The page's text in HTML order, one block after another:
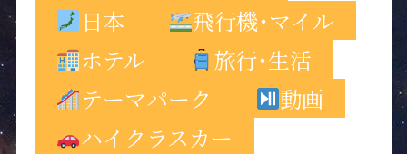
日本
飛行機･マイル
ホテル
旅行･生活
テーマパーク
動画
ハイクラスカー